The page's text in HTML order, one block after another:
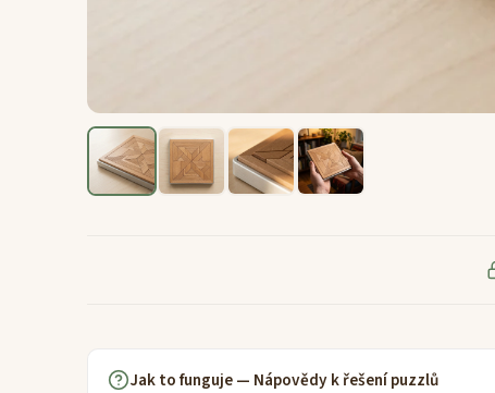
Jak to funguje — Nápovědy k řešení puzzlů